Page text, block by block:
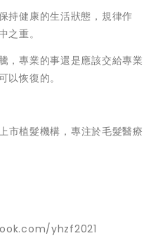
持健康的生活狀態，規律作
之重。
，專業的事還是應該交給專業
以恢復的。
市植髮機構，專注於毛髮醫療
yhzf2021